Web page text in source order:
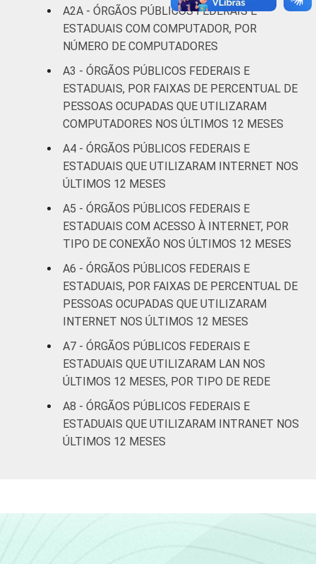
A2A - ÓRGÃOS PÚBLICOS FEDERAIS E
ESTADUAIS COM COMPUTADOR, POR
NÚMERO DE COMPUTADORES
A3 - ÓRGÃOS PÚBLICOS FEDERAIS E
ESTADUAIS, POR FAIXAS DE PERCENTUAL DE
PESSOAS OCUPADAS QUE UTILIZARAM
COMPUTADORES NOS ÚLTIMOS 12 MESES
A4 - ÓRGÃOS PÚBLICOS FEDERAIS E
ESTADUAIS QUE UTILIZARAM INTERNET NOS
ÚLTIMOS 12 MESES
A5 - ÓRGÃOS PÚBLICOS FEDERAIS E
ESTADUAIS COM ACESSO À INTERNET, POR
TIPO DE CONEXÃO NOS ÚLTIMOS 12 MESES
A6 - ÓRGÃOS PÚBLICOS FEDERAIS E
ESTADUAIS, POR FAIXAS DE PERCENTUAL DE
PESSOAS OCUPADAS QUE UTILIZARAM
INTERNET NOS ÚLTIMOS 12 MESES
A7 - ÓRGÃOS PÚBLICOS FEDERAIS E
ESTADUAIS QUE UTILIZARAM LAN NOS
ÚLTIMOS 12 MESES, POR TIPO DE REDE
A8 - ÓRGÃOS PÚBLICOS FEDERAIS E
ESTADUAIS QUE UTILIZARAM INTRANET NOS
ÚLTIMOS 12 MESES